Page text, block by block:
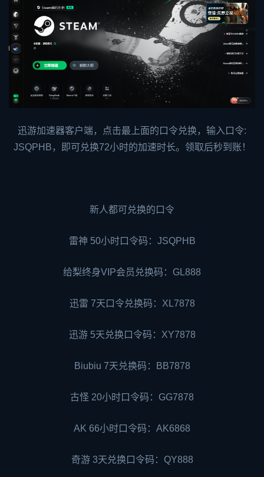
迅游加速器客户端，点击最上面的口令兑换，输入口令:
JSQPHB，即可兑换72小时的加速时长。领取后秒到账！
新人都可兑换的口令
雷神 50小时口令码：JSQPHB
给梨终身VIP会员兑换码：GL888
迅雷 7天口令兑换码：XL7878
迅游 5天兑换口令码：XY7878
Biubiu 7天兑换码：BB7878
古怪 20小时口令码：GG7878
AK 66小时口令码：AK6868
奇游 3天兑换口令码：QY888